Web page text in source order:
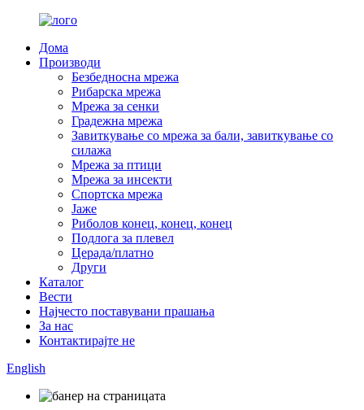
Дома
Производи
Безбедносна мрежа
Рибарска мрежа
Мрежа за сенки
Градежна мрежа
Завиткување со мрежа за бали, завиткување со
силажа
Мрежа за птици
Мрежа за инсекти
Спортска мрежа
Јаже
Риболов конец, конец, конец
Подлога за плевел
Церада/платно
Други
Каталог
Вести
Најчесто поставувани прашања
За нас
Контактирајте не
English